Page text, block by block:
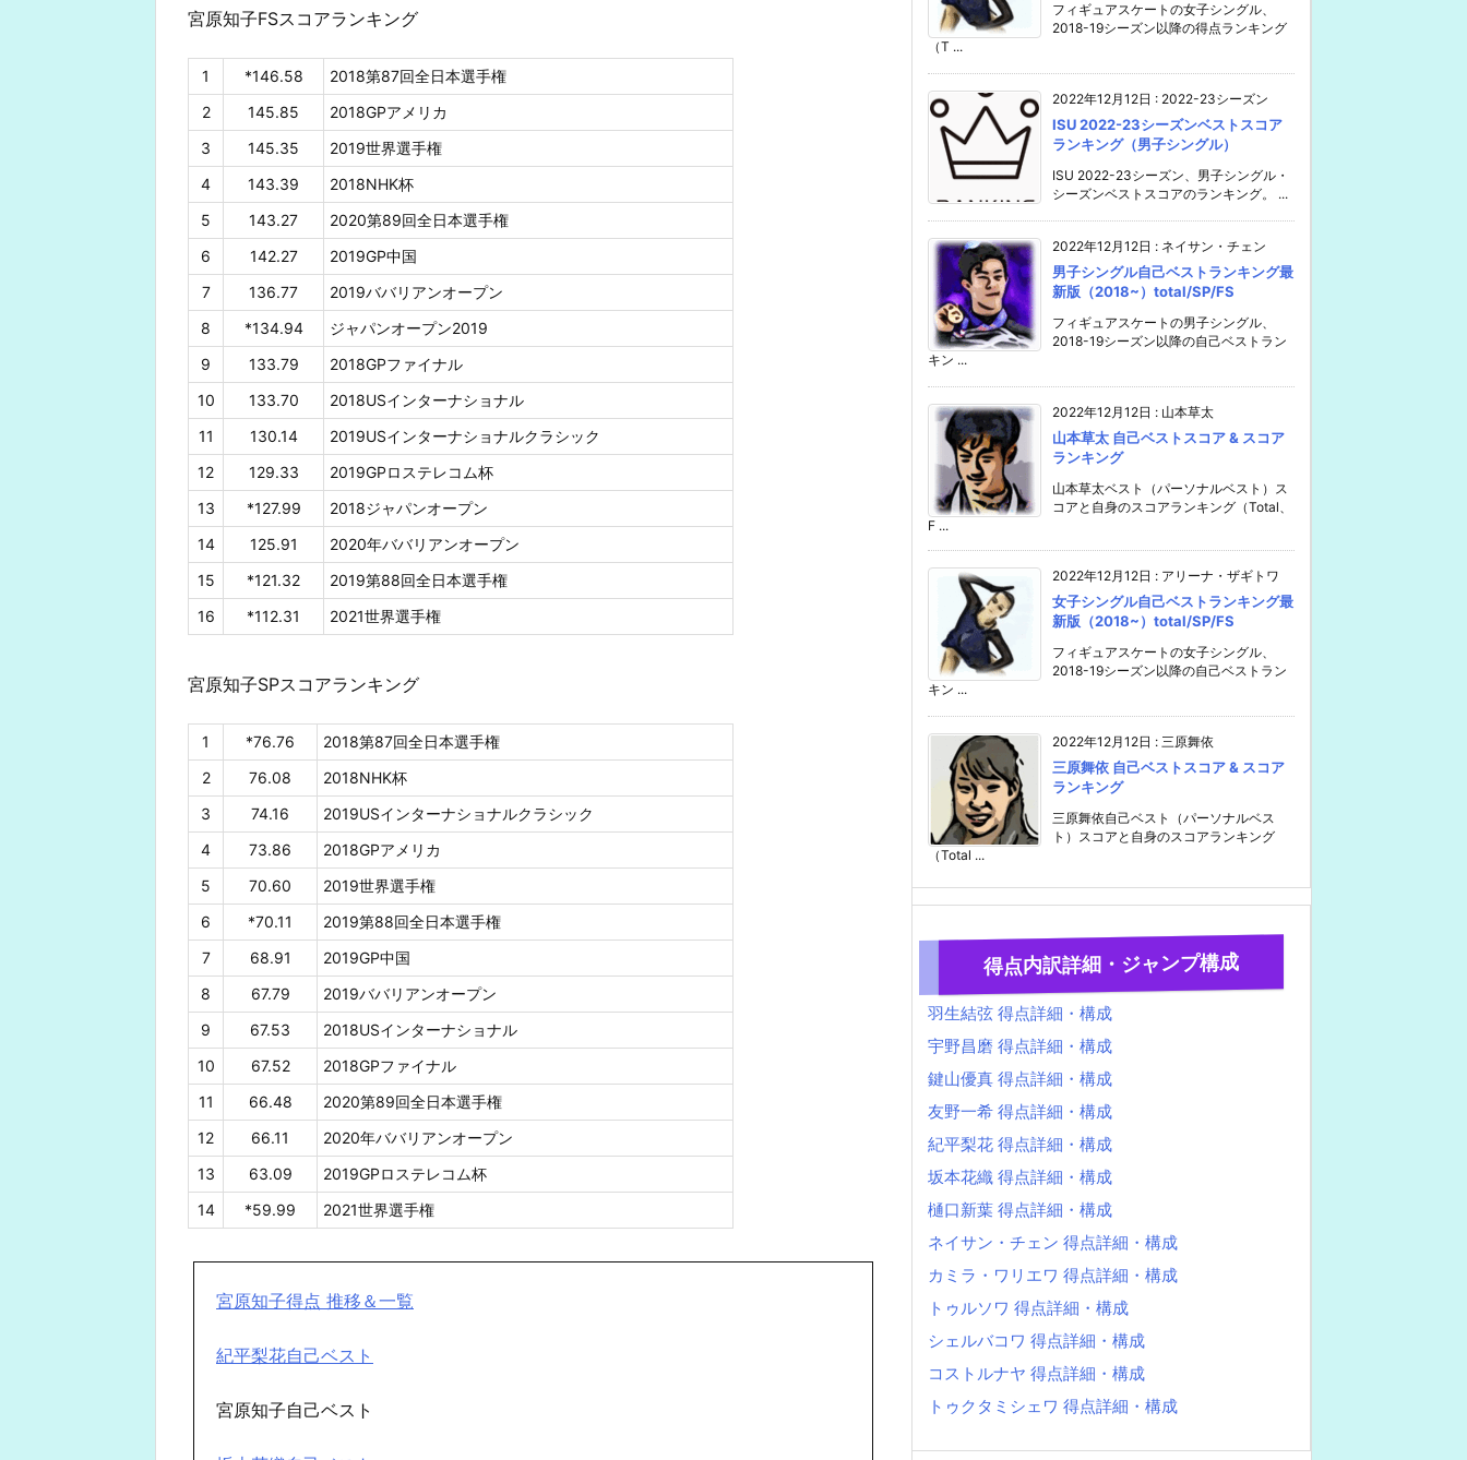
宮原知子FSスコアランキング
1 *146.58
2018第87回全日本選手権
2
145.85
2018GPアメリカ
3
145.35
2019世界選手権
4
143.39
2018NHK杯
5
143.27
2020第89回全日本選手権
6
142.27
2019GP中国
7
136.77
2019ババリアンオープン
8
*134.94
ジャパンオープン2019
9
133.79
2018GPファイナル
10
133.70
2018USインターナショナル
11
130.14
2019USインターナショナルクラシック
12
129.33
2019GPロステレコム杯
13
*127.99
2018ジャパンオープン
14
125.91
2020年ババリアンオープン
15
*121.32
2019第88回全日本選手権
16
*112.31 2021世界選手権
宮原知子SPスコアランキング
1 *76.76
2018第87回全日本選手権
2
76.08
2018NHK杯
3
74.16
2019USインターナショナルクラシック
4
73.86
2018GPアメリカ
5
70.60
2019世界選手権
6
*70.11
2019第88回全日本選手権
7
68.91
2019GP中国
8
67.79
2019ババリアンオープン
9
67.53
2018USインターナショナル
10
67.52
2018GPファイナル
11
66.48
2020第89回全日本選手権
12
66.11
2020年ババリアンオープン
13
63.09
2019GPロステレコム杯
14
*59.99 2021世界選手権
宮原知子得点 推移＆一覧
紀平梨花自己ベスト
宮原知子自己ベスト
フィギュアスケートの女子シングル、
2018-19シーズン以降の得点ランキング
（T ...
2022年12月12日 : 2022-23シーズン
ISU 2022-23シーズンベストスコア
ランキング（男子シングル）
ISU 2022-23シーズン、男子シングル・
シーズンベストスコアのランキング。 ...
2022年12月12日 : ネイサン・チェン
男子シングル自己ベストランキング最
新版（2018~）total/SP/FS
フィギュアスケートの男子シングル、
2018-19シーズン以降の自己ベストラン
キン ...
2022年12月12日 : 山本草太
山本草太 自己ベストスコア & スコア
ランキング
山本草太ベスト（パーソナルベスト）ス
コアと自身のスコアランキング（Total、
F ...
2022年12月12日 : アリーナ・ザギトワ
女子シングル自己ベストランキング最
新版（2018~）total/SP/FS
フィギュアスケートの女子シングル、
2018-19シーズン以降の自己ベストラン
キン ...
2022年12月12日 : 三原舞依
三原舞依 自己ベストスコア & スコア
ランキング
三原舞依自己ベスト（パーソナルベス
ト）スコアと自身のスコアランキング
（Total ...
得点内訳詳細・ジャンプ構成
羽生結弦 得点詳細・構成
宇野昌磨 得点詳細・構成
鍵山優真 得点詳細・構成
友野一希 得点詳細・構成
紀平梨花 得点詳細・構成
坂本花織 得点詳細・構成
樋口新葉 得点詳細・構成
ネイサン・チェン 得点詳細・構成
カミラ・ワリエワ 得点詳細・構成
トゥルソワ 得点詳細・構成
シェルバコワ 得点詳細・構成
コストルナヤ 得点詳細・構成
トゥクタミシェワ 得点詳細・構成